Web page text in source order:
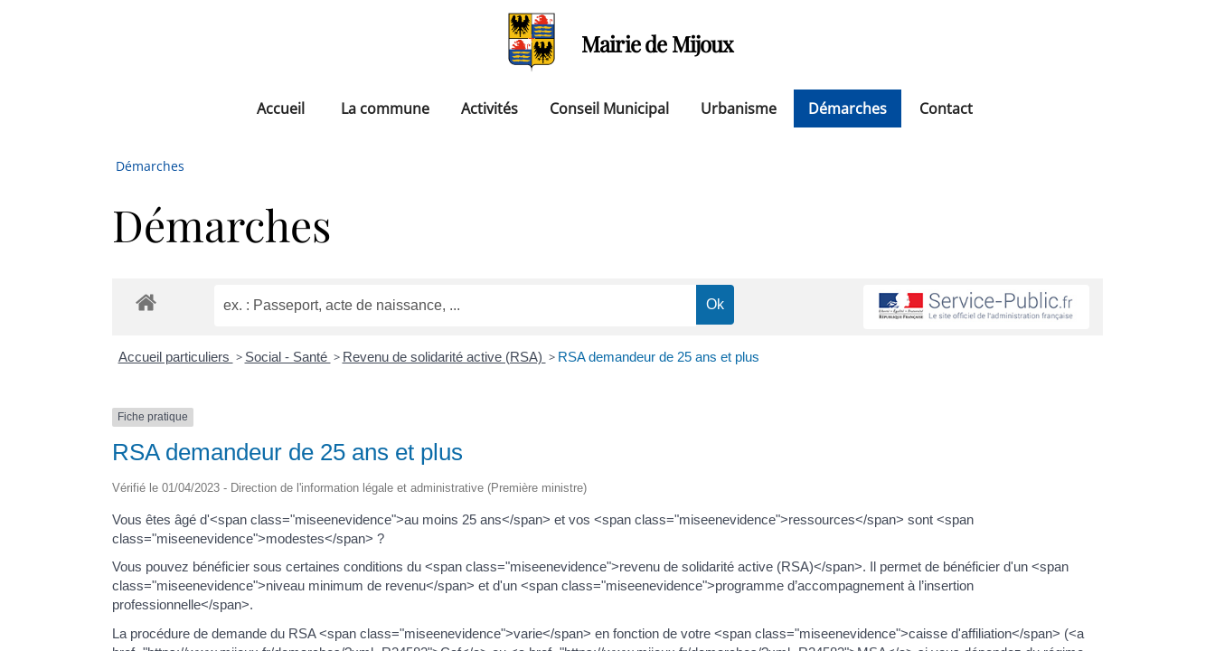
Mairie de Mijoux
Accueil La commune Activités Conseil Municipal Urbanisme Démarches Contact
Démarches
Démarches
Accueil particuliers > Social - Santé > Revenu de solidarité active (RSA) > RSA demandeur de 25 ans et plus
Fiche pratique
RSA demandeur de 25 ans et plus
Vérifié le 01/04/2023 - Direction de l'information légale et administrative (Première ministre)
Vous êtes âgé d'<span class="miseenevidence">au moins 25 ans</span> et vos <span class="miseenevidence">ressources</span> sont <span
class="miseenevidence">modestes</span> ?
Vous pouvez bénéficier sous certaines conditions du <span class="miseenevidence">revenu de solidarité active (RSA)</span>. Il permet de bénéficier d'un <span
class="miseenevidence">niveau minimum de revenu</span> et d'un <span class="miseenevidence">programme d’accompagnement à l’insertion
professionnelle</span>.
La procédure de demande du RSA <span class="miseenevidence">varie</span> en fonction de votre <span class="miseenevidence">caisse d'affiliation</span> (<a